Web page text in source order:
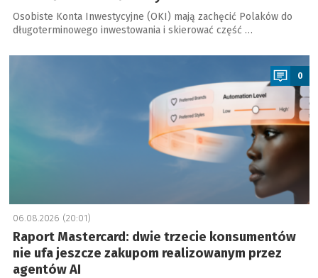
Osobiste Konta Inwestycyjne (OKI) mają zachęcić Polaków do
długoterminowego inwestowania i skierować część …
a
0
06.08.2026 (20:01)
Raport Mastercard: dwie trzecie konsumentów
nie ufa jeszcze zakupom realizowanym przez
agentów AI